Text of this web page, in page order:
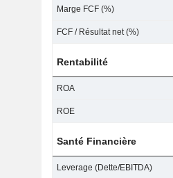
Marge FCF (%)
FCF / Résultat net (%)
Rentabilité
ROA
ROE
Santé Financière
Leverage (Dette/EBITDA)